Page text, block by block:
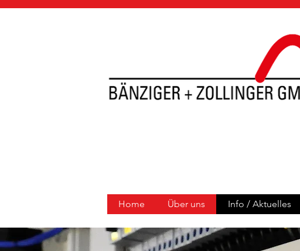
Home Über uns Info / Aktuelles